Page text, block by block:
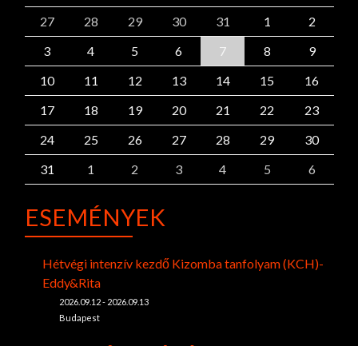
27
28 29 30 31 1
2
3
4 5 6 7 8
9
10
11 12 13 14 15
16
17
18 19 20 21 22
23
24
25 26 27 28 29
30
31
1 2 3 4 5 6
ESEMÉNYEK
Hétvégi intenzív kezdő Kizomba tanfolyam (KCH)-
Eddy&Rita
2026.09.12 - 2026.09.13
Budapest